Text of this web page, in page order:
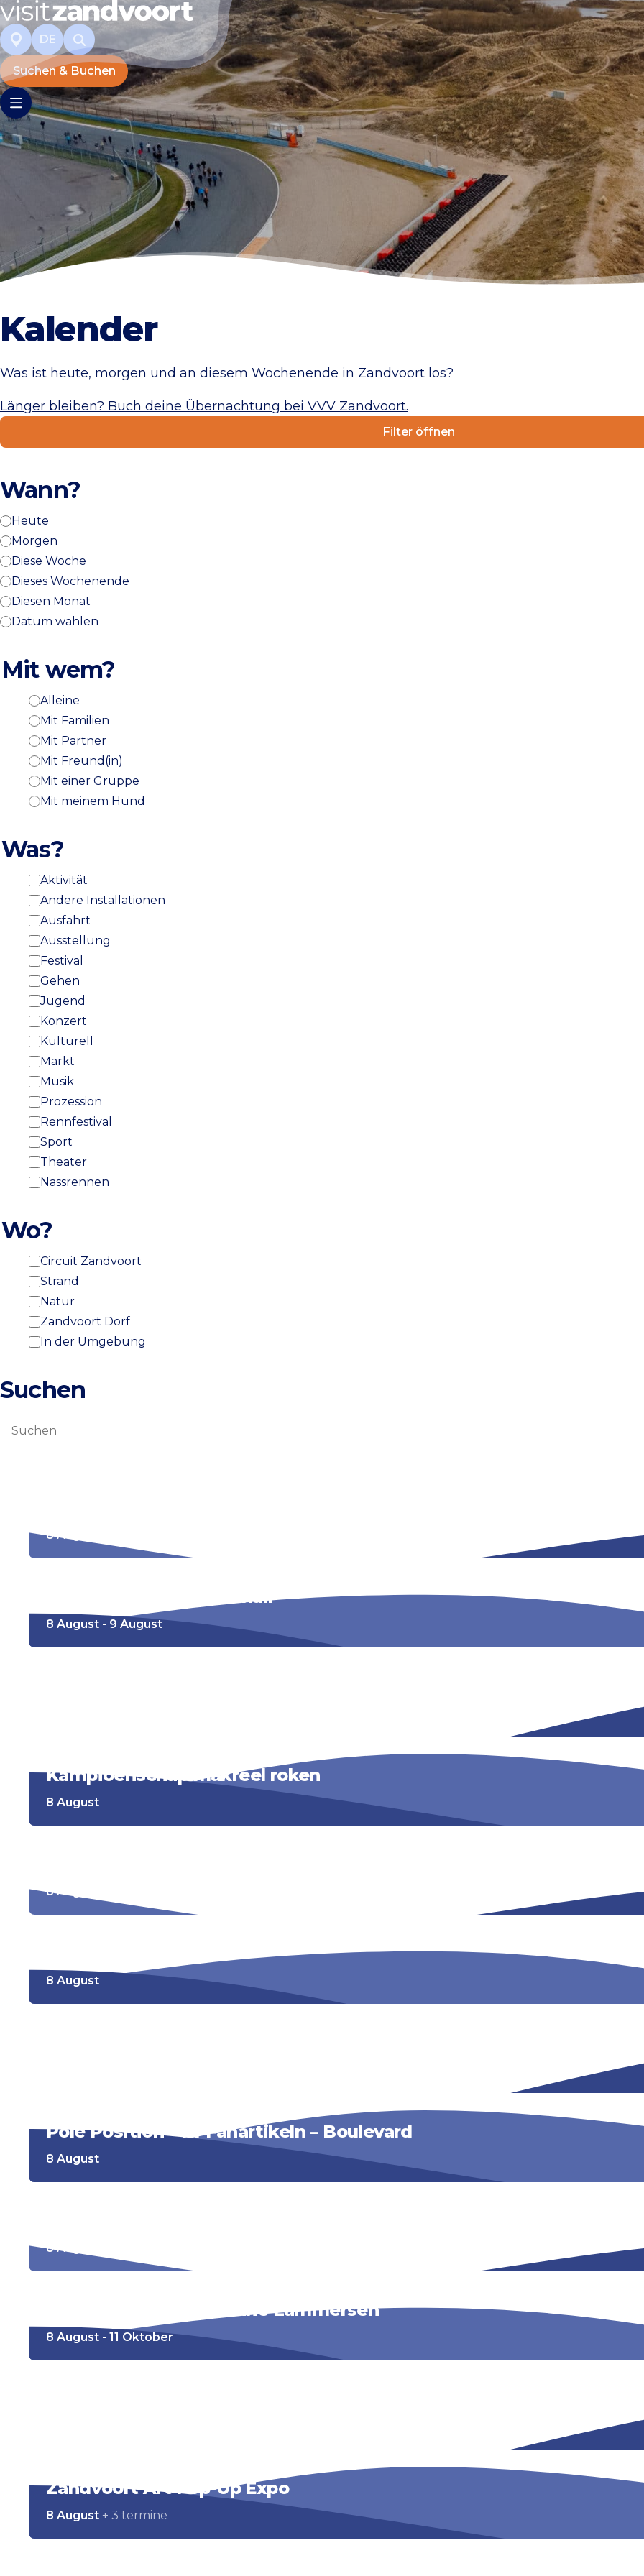
DE
Suchen & Buchen
Kalender
Was ist heute, morgen und an diesem Wochenende in Zandvoort los?
Länger bleiben? Buch deine Übernachtung bei VVV Zandvoort.
Filter öffnen
Wann?
Heute
Morgen
Diese Woche
Dieses Wochenende
Diesen Monat
Datum wählen
Mit wem?
Alleine
Mit Familien
Mit Partner
Mit Freund(in)
Mit einer Gruppe
Mit meinem Hund
Was?
Aktivität
Andere Installationen
Ausfahrt
Ausstellung
Festival
Gehen
Jugend
Konzert
Kulturell
Markt
Musik
Prozession
Rennfestival
Sport
Theater
Nassrennen
Wo?
Circuit Zandvoort
Strand
Natur
Zandvoort Dorf
In der Umgebung
Suchen
8 August
Openluchtbioscoop Cinair
8 August - 9 August
Kampioenschap makreel roken
8 August
8 August - 12 August
8 August
Pole Position – F1-Fanartikeln – Boulevard
8 August
8 August - 23 August
Sculpture Now! Marianne Lammersen
8 August - 11 Oktober
Zandvoort Art Pop-Up Expo
8 August + 3 termine